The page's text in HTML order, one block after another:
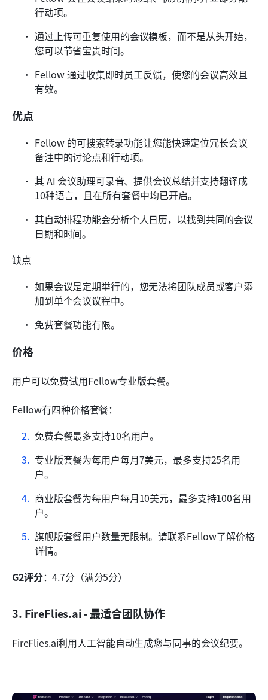
行动项。
通过上传可重复使用的会议模板，而不是从头开始，
您可以节省宝贵时间。
Fellow 通过收集即时员工反馈，使您的会议高效且
有效。
优点
Fellow 的可搜索转录功能让您能快速定位冗长会议
备注中的讨论点和行动项。
其 AI 会议助理可录音、提供会议总结并支持翻译成
10种语言，且在所有套餐中均已开启。
其自动排程功能会分析个人日历，以找到共同的会议
日期和时间。
缺点
如果会议是定期举行的，您无法将团队成员或客户添
加到单个会议议程中。
免费套餐功能有限。
价格
用户可以免费试用Fellow专业版套餐。
Fellow有四种价格套餐：
免费套餐最多支持10名用户。
专业版套餐为每用户每月7美元，最多支持25名用
户。
商业版套餐为每用户每月10美元，最多支持100名用
户。
旗舰版套餐用户数量无限制。请联系Fellow了解价格
详情。
G2评分：4.7分（满分5分）
3. FireFlies.ai - 最适合团队协作
FireFlies.ai利用人工智能自动生成您与同事的会议纪要。